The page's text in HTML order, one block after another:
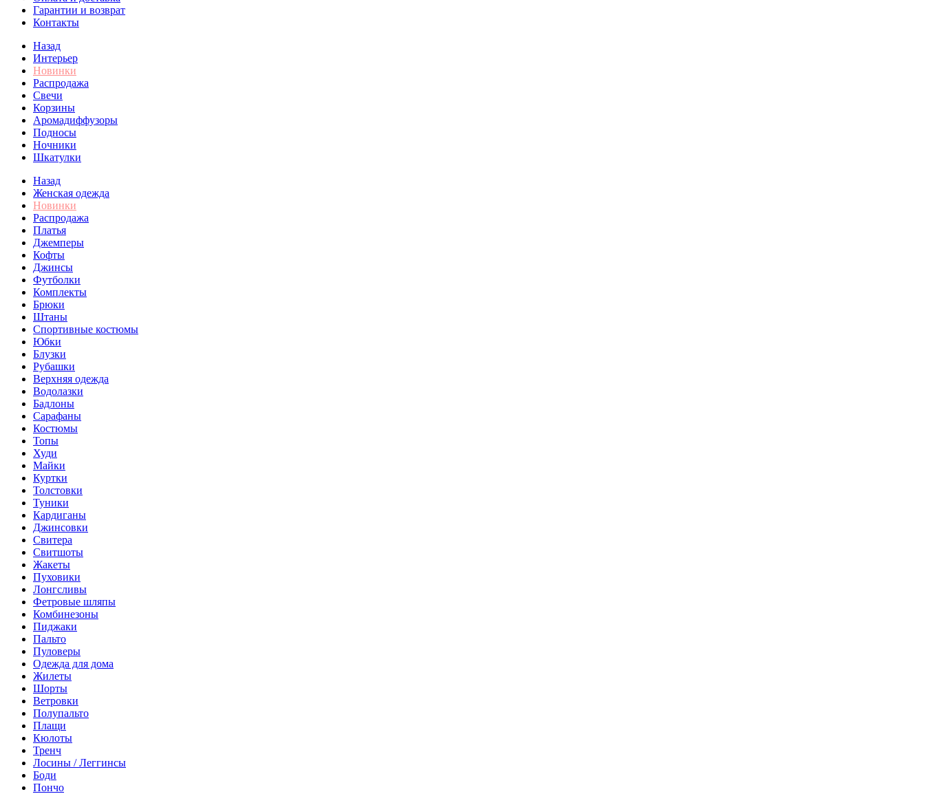
Гарантии и возврат
Контакты
Назад
Интерьер
Новинки
Распродажа
Свечи
Корзины
Аромадиффузоры
Подносы
Ночники
Шкатулки
Назад
Женская одежда
Новинки
Распродажа
Платья
Джемперы
Кофты
Джинсы
Футболки
Комплекты
Брюки
Штаны
Спортивные костюмы
Юбки
Блузки
Рубашки
Верхняя одежда
Водолазки
Бадлоны
Сарафаны
Костюмы
Топы
Худи
Майки
Куртки
Толстовки
Туники
Кардиганы
Джинсовки
Свитера
Свитшоты
Жакеты
Пуховики
Лонгсливы
Фетровые шляпы
Комбинезоны
Пиджаки
Пальто
Пуловеры
Одежда для дома
Жилеты
Шорты
Ветровки
Полупальто
Плащи
Кюлоты
Тренч
Лосины / Леггинсы
Боди
Пончо